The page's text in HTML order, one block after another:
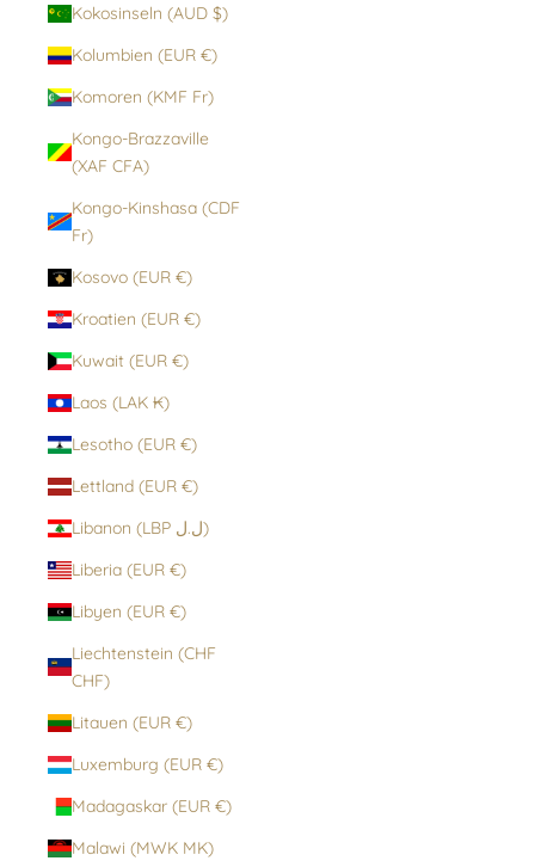
Kokosinseln (AUD $)
Kolumbien (EUR €)
Komoren (KMF Fr)
Kongo-Brazzaville
(XAF CFA)
Kongo-Kinshasa (CDF
Fr)
Kosovo (EUR €)
Kroatien (EUR €)
Kuwait (EUR €)
Laos (LAK ₭)
Lesotho (EUR €)
Lettland (EUR €)
Libanon (LBP ل.ل)
Liberia (EUR €)
Libyen (EUR €)
Liechtenstein (CHF
CHF)
Litauen (EUR €)
Luxemburg (EUR €)
Madagaskar (EUR €)
Malawi (MWK MK)